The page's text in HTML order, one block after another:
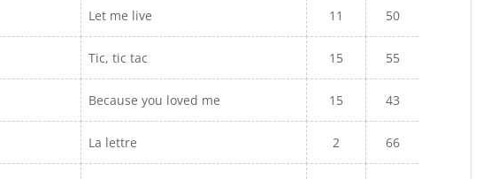
Let me live 11 50
Tic, tic tac 15 55
Because you loved me 15 43
La lettre 2 66